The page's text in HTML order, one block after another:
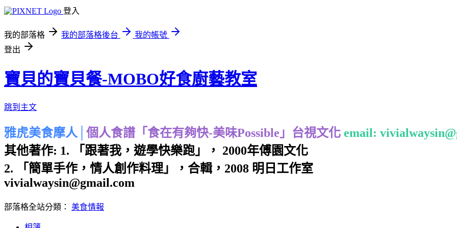
登入
我的部落格 我的部落格後台
我的帳號
登出
寶貝的寶貝餐-MOBO好食廚藝教室
跳到主文
雅虎美食摩人│ 個人食譜「食在有夠快-美味Possible」台視文化 email:
其他著作: 1. 「跟著我，遊學快樂跑」， 2000年傅園文化
2. 「簡單手作，情人創作料理」，合輯，2008 明日工作室
vivialwaysin@gmail.com
部落格全站分類： 美食情報